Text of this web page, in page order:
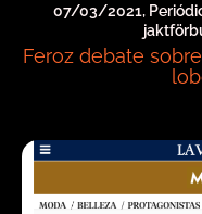
07/03/2021,
Feroz debate